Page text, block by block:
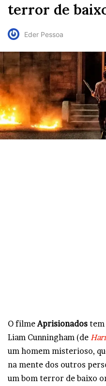
terror de
Eder Pessoa
O filme Aprisionados tem
Liam Cunningham (de
um homem misterioso,
na mente dos outros
um bom terror de baixo